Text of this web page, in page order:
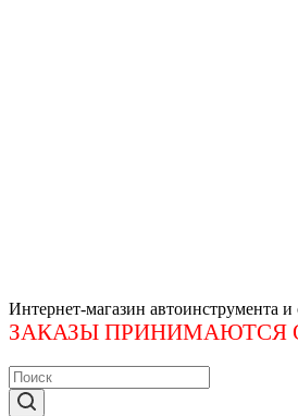
Интернет-магазин автоинструмента и
ЗАКАЗЫ ПРИНИМАЮТСЯ